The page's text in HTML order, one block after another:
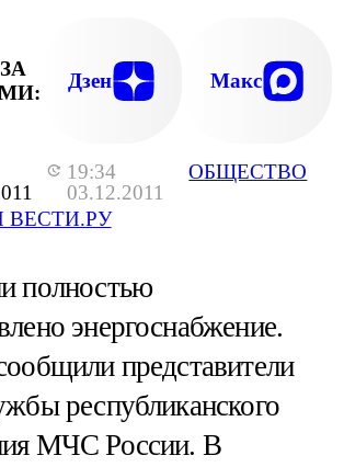
19:34
03.12.2011
ВЕСТИ.РУ
ОБЩЕСТВО
Дзен Макс
полностью
энергоснабжение.
представители
республиканского
МЧС России. В